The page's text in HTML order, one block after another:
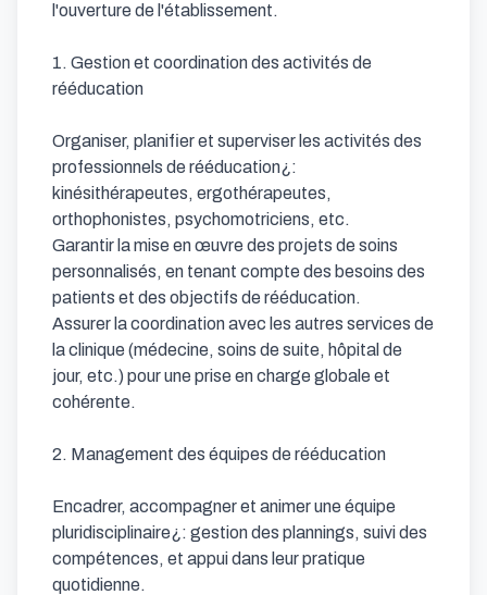
l'ouverture de l'établissement.
1. Gestion et coordination des activités de
rééducation
Organiser, planifier et superviser les activités des
professionnels de rééducation¿:
kinésithérapeutes, ergothérapeutes,
orthophonistes, psychomotriciens, etc.
Garantir la mise en œuvre des projets de soins
personnalisés, en tenant compte des besoins des
patients et des objectifs de rééducation.
Assurer la coordination avec les autres services de
la clinique (médecine, soins de suite, hôpital de
jour, etc.) pour une prise en charge globale et
cohérente.
2. Management des équipes de rééducation
Encadrer, accompagner et animer une équipe
pluridisciplinaire¿: gestion des plannings, suivi des
compétences, et appui dans leur pratique
quotidienne.